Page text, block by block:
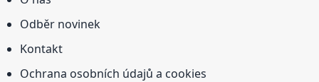
Odběr novinek
Kontakt
Ochrana osobních údajů a cookies